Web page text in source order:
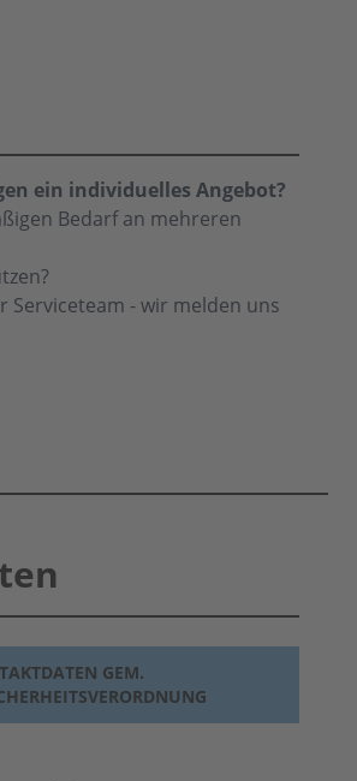
ein individuelles Angebot?
Bedarf an mehreren
Serviceteam - wir melden uns
GEM.